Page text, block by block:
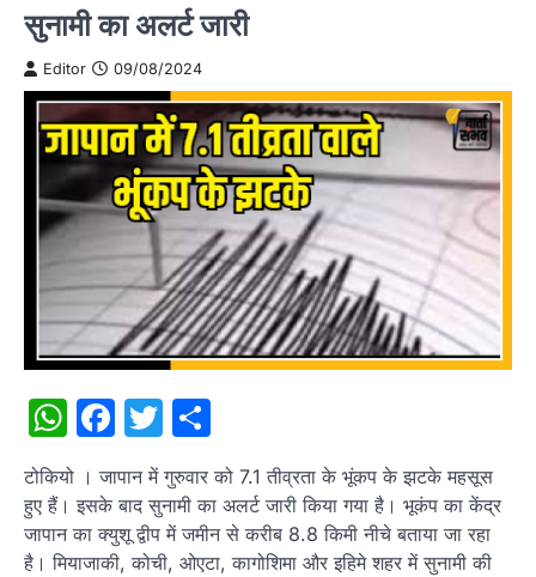
सुनामी का अलर्ट जारी
Editor 09/08/2024
WhatsApp
Facebook
Twitter
टोकियो । जापान में गुरुवार को 7.1 तीव्रता के भूंकप के झटके महसूस
हुए हैं। इसके बाद सुनामी का अलर्ट जारी किया गया है। भूकंप का केंद्र
जापान का क्युशू द्वीप में जमीन से करीब 8.8 किमी नीचे बताया जा रहा
है। मियाजाकी, कोची, ओएटा, कागोशिमा और इहिमे शहर में सुनामी की